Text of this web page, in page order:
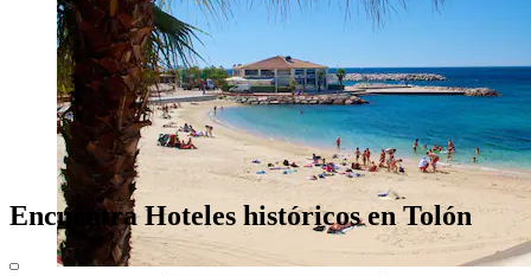
Encuentra Hoteles históricos en Tolón